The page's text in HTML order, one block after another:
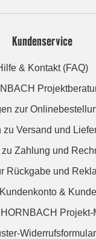
Kundenservice
& Kontakt (FAQ)
zur
zu Versand und
zu Zahlung und
Rückgabe und
&
Projekt-
Widerrufsformular